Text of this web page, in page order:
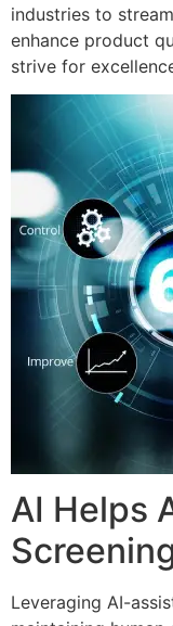
industries to
enhance product
strive for
AI Helps
Leveraging AI-